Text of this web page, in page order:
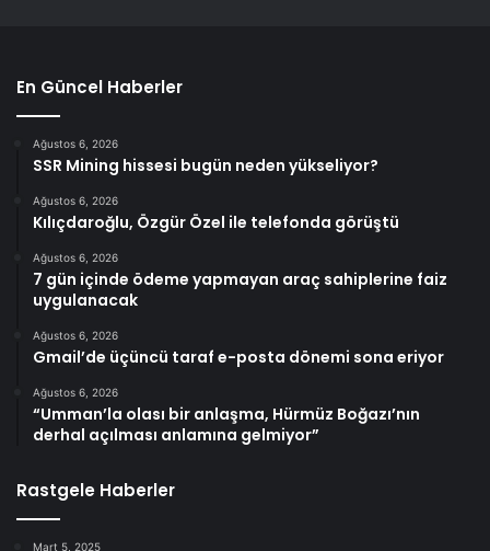
En Güncel Haberler
Ağustos 6, 2026
SSR Mining hissesi bugün neden yükseliyor?
Ağustos 6, 2026
Kılıçdaroğlu, Özgür Özel ile telefonda görüştü
Ağustos 6, 2026
7 gün içinde ödeme yapmayan araç sahiplerine faiz
uygulanacak
Ağustos 6, 2026
Gmail’de üçüncü taraf e-posta dönemi sona eriyor
Ağustos 6, 2026
“Umman’la olası bir anlaşma, Hürmüz Boğazı’nın
derhal açılması anlamına gelmiyor”
Rastgele Haberler
Mart 5, 2025